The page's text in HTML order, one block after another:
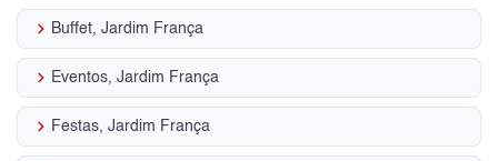
keyboard_arrow_right Buffet, Jardim França
keyboard_arrow_right Eventos, Jardim França
keyboard_arrow_right Festas, Jardim França